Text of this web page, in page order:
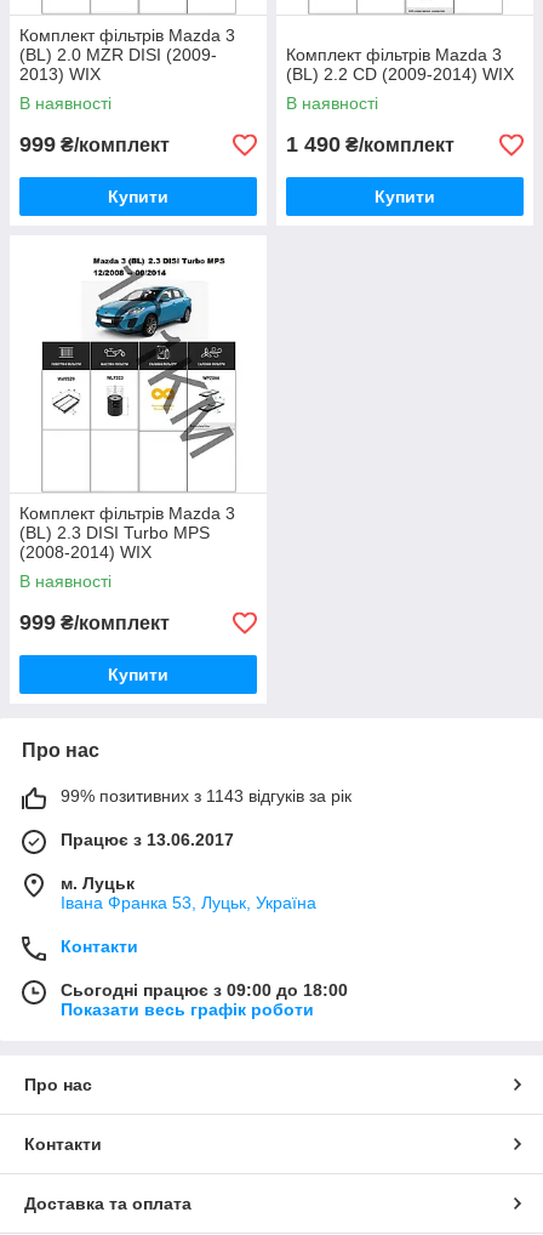
Комплект фільтрів Mazda 3
(BL) 2.0 MZR DISI (2009-
2013) WIX
В наявності
999 ₴/комплект
Купити
Комплект фільтрів Mazda 3
(BL) 2.2 CD (2009-2014) WIX
В наявності
1 490 ₴/комплект
Купити
Комплект фільтрів Mazda 3
(BL) 2.3 DISI Turbo MPS
(2008-2014) WIX
В наявності
999 ₴/комплект
Купити
Про нас
99% позитивних з 1143 відгуків за рік
Працює з 13.06.2017
м. Луцьк
Івана Франка 53, Луцьк, Україна
Контакти
Сьогодні працює з 09:00 до 18:00
Показати весь графік роботи
Про нас
Контакти
Доставка та оплата